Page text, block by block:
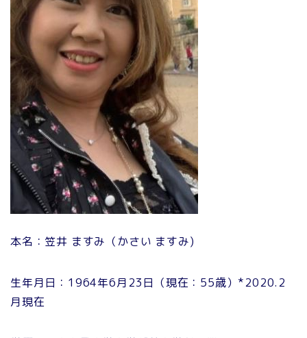
本名：笠井 ますみ（かさい ますみ)
生年月日：1964年6月23日（現在：55歳）*2020.2
月現在